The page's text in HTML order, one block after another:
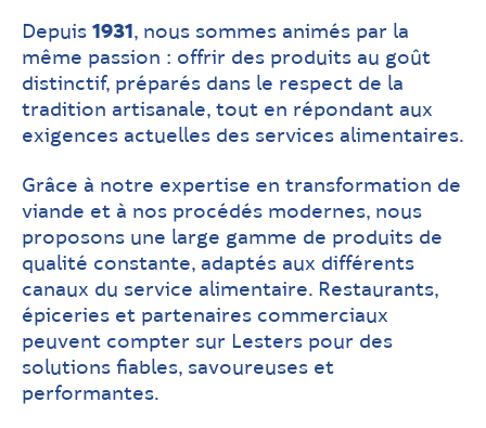
Depuis 1931 , nous sommes animés par la
même passion : offrir des produits au goût
distinctif, préparés dans le respect de la
tradition artisanale, tout en répondant aux
exigences actuelles des services alimentaires.
Grâce à notre expertise en transformation de
viande et à nos procédés modernes, nous
proposons une large gamme de produits de
qualité constante, adaptés aux différents
canaux du service alimentaire. Restaurants,
épiceries et partenaires commerciaux
peuvent compter sur Lesters pour des
solutions fiables, savoureuses et
performantes.